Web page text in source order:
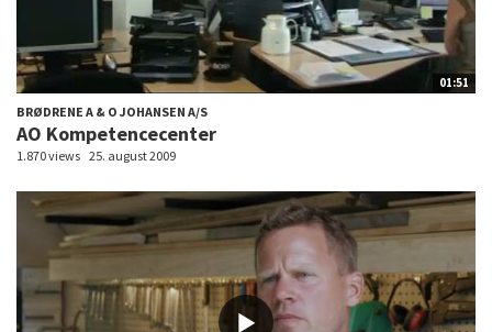
01:51
BRØDRENE A & O JOHANSEN A/S
AO Kompetencecenter
1.870 views 25. august 2009